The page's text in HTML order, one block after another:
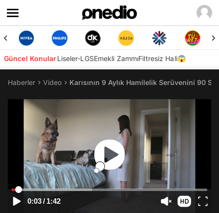
Güncel KonularLiseler-LGSEmekli ZammıFiltresiz Hali😱
Haberler Video Karısının 9 Aylık Hamilelik Serüvenini 90
0:03/ 1:42